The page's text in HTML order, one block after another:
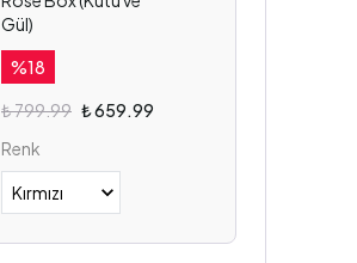
Gül)
%18
₺ 799.99 ₺ 659.99
Renk